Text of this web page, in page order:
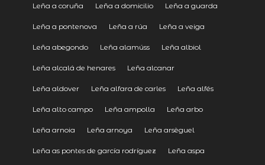
Leña a coruña Leña a domicilio Leña a guarda
Leña a pontenova Leña a rúa Leña a veiga
Leña abegondo Leña alamúss Leña albiol
Leña alcalá de henares Leña alcanar
Leña aldover Leña alfara de carles Leña alfés
Leña alto campo Leña ampolla Leña arbo
Leña arnoia Leña arnoya Leña arsèguel
Leña as pontes de garcía rodríguez Leña aspa